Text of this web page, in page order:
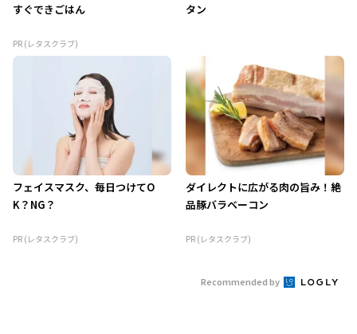
すぐできごはん
PR (レタスクラブ)
タン
フェイスマスク、毎日つけてO
K？NG？
PR (レタスクラブ)
ダイレクトに広がる肉の旨み！絶
品豚バラベーコン
PR (レタスクラブ)
Recommended by